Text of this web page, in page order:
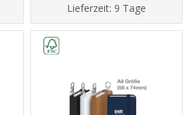
Lieferzeit: 9 Tage